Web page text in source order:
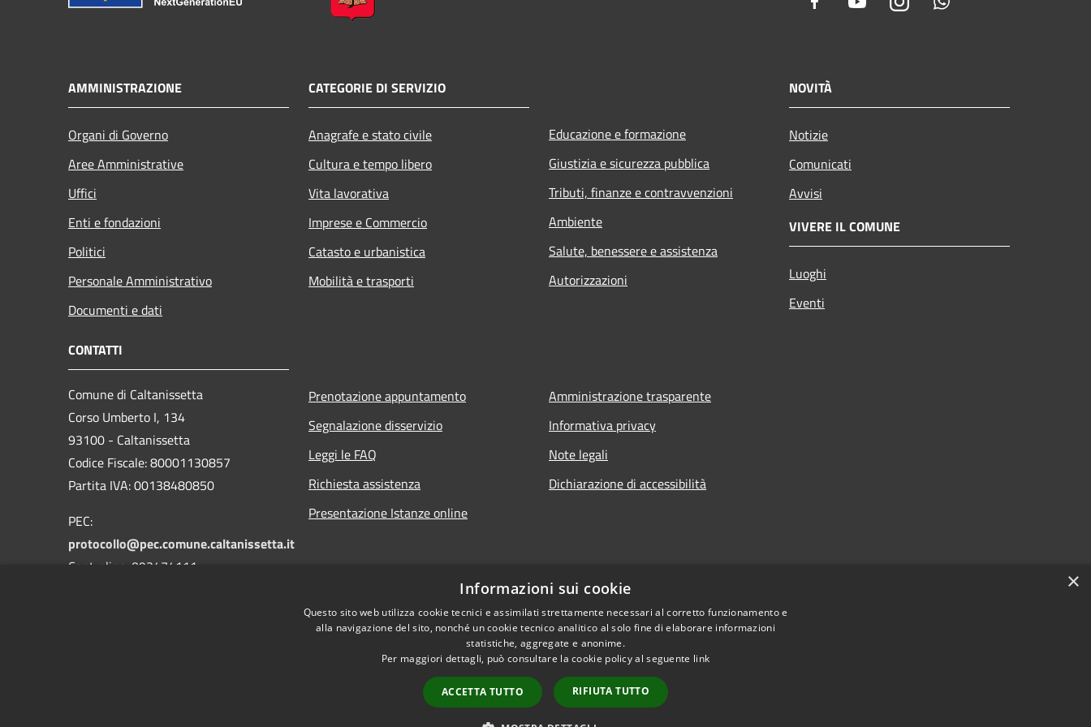
AMMINISTRAZIONE
Organi di Governo
Aree Amministrative
Uffici
Enti e fondazioni
Politici
Personale Amministrativo
Documenti e dati
CATEGORIE DI SERVIZIO
Anagrafe e stato civile
Cultura e tempo libero
Vita lavorativa
Imprese e Commercio
Catasto e urbanistica
Mobilità e trasporti
Educazione e formazione
Giustizia e sicurezza pubblica
Tributi, finanze e contravvenzioni
Ambiente
Salute, benessere e assistenza
Autorizzazioni
NOVITÀ
Notizie
Comunicati
Avvisi
VIVERE IL COMUNE
Luoghi
Eventi
CONTATTI
Comune di Caltanissetta
Corso Umberto I, 134
93100 - Caltanissetta
Codice Fiscale: 80001130857
Partita IVA: 00138480850
PEC:
protocollo@pec.comune.caltanissetta.it
Centralino: 093474111
Prenotazione appuntamento
Segnalazione disservizio
Leggi le FAQ
Richiesta assistenza
Presentazione Istanze online
Amministrazione trasparente
Informativa privacy
Note legali
Dichiarazione di accessibilità
Copyright © 2026 • Comune di Caltanissetta • Powered by
×
Informazioni sui cookie
Questo sito web utilizza cookie tecnici e assimilati strettamente necessari al corretto funzionamento e
alla navigazione del sito, nonché un cookie tecnico analitico al solo fine di elaborare informazioni
statistiche, aggregate e anonime.
Per maggiori dettagli, può consultare la cookie policy al seguente link
ACCETTA TUTTO RIFIUTA TUTTO